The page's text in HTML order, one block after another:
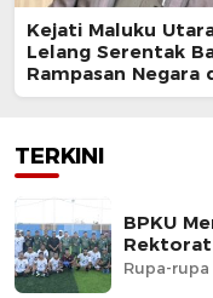
Kejati Maluku
Lelang Serentak
Rampasan Negara
Kabupaten
TERKINI
BPKU
Rupa-rupa